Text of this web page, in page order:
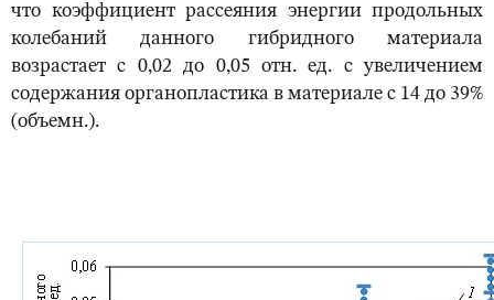
что коэффициент рассеяния энергии продольных
колебаний данного гибридного материала
возрастает с 0,02 до 0,05 отн. ед. с увеличением
содержания органопластика в материале с 14 до 39%
(объемн.).